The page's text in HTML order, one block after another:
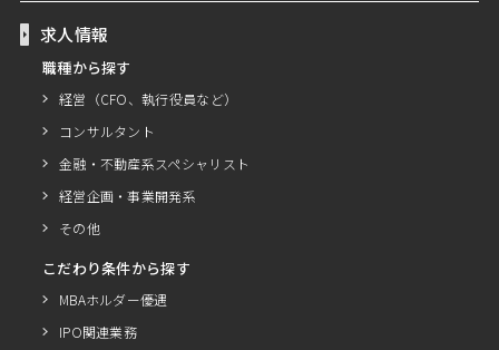
求人情報
職種から探す
経営（CFO、執行役員など）
コンサルタント
金融・不動産系スペシャリスト
経営企画・事業開発系
その他
こだわり条件から探す
MBAホルダー優遇
IPO関連業務